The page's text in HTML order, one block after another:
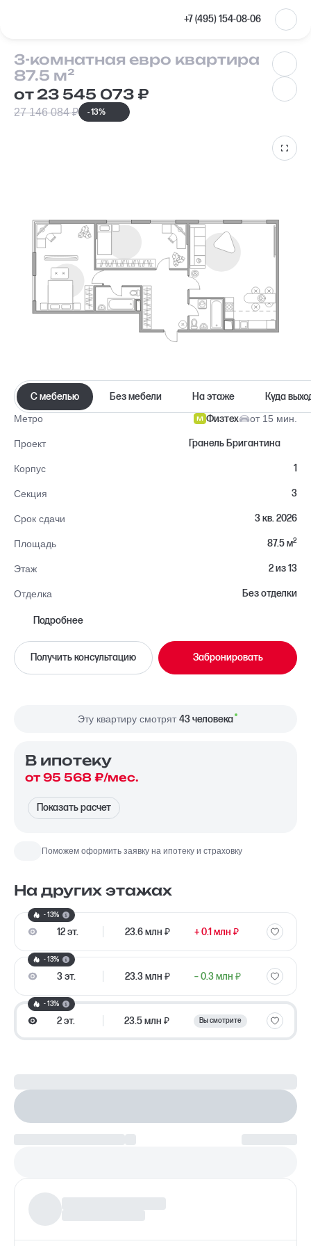
+7 (495) 154-08-06
3-
3-комнатная евро квартира
87.5 м²
от 23 545 073 ₽
27 146 084 ₽ - 13%
VKontakte
Метро Физтех от 15 мин.
Проект Гранель Бригантина
Корпус 1
Секция 3
Срок сдачи 3 кв. 2026
Площадь 87.5 м2
Этаж 2 из 13
Отделка Без отделки
Район
Вид из окна Во двор, На улицу
Планировка Угловая
Подробнее
Забронировать
Получить консультацию
Эту квартиру смотрят 43 человека
В ипотекy
от 95 568 ₽/мес.
Показать расчет
Поможем оформить заявку на ипотеку и страховку
На других этажах
- 13%
12 эт. 23.6 млн ₽ + 0.1 млн ₽
- 13%
3 эт. 23.3 млн ₽ – 0.3 млн ₽
- 13%
2 эт. 23.5 млн ₽ Вы смотрите
С мебелью Без мебели На этаже Куда
Рассчитайте ипотеку